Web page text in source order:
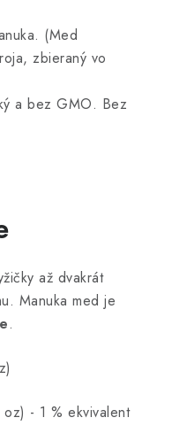
(Med
zbieraný vo
a bez GMO. Bez
až dvakrát
Manuka med je
.
- 1 % ekvivalent